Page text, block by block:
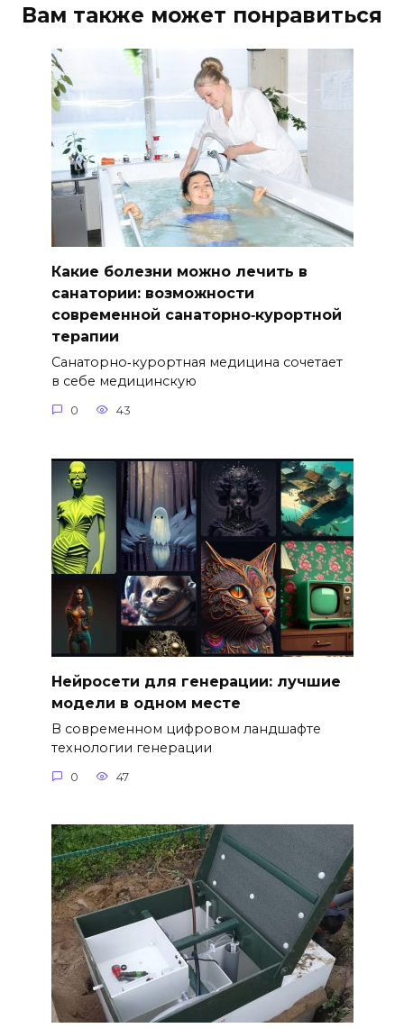
Вам также может понравиться
Какие болезни можно лечить в
санатории: возможности
современной санаторно‑курортной
терапии
Санаторно‑курортная медицина сочетает
в себе медицинскую
0 43
Нейросети для генерации: лучшие
модели в одном месте
В современном цифровом ландшафте
технологии генерации
0 47